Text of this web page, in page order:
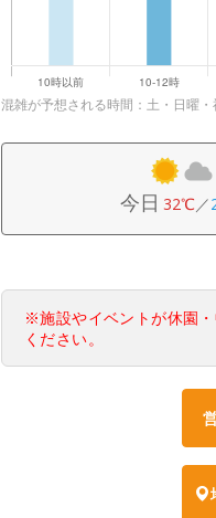
混雑が予想される時間：土・日曜
今日 32℃／
※施設やイベントが休園
ください。